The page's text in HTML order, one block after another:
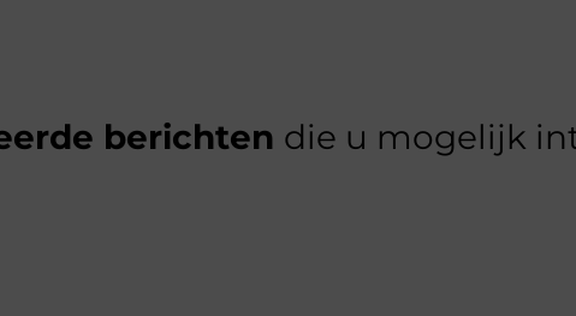
berichten die u mogelijk